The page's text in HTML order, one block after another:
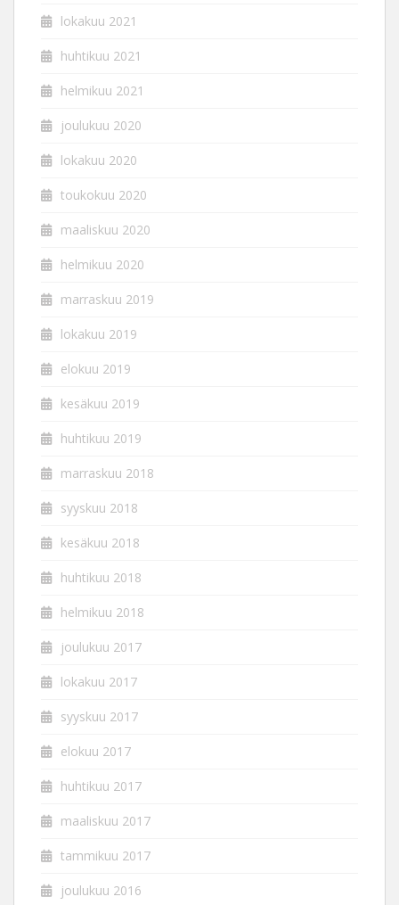
lokakuu 2021
huhtikuu 2021
helmikuu 2021
joulukuu 2020
lokakuu 2020
toukokuu 2020
maaliskuu 2020
helmikuu 2020
marraskuu 2019
lokakuu 2019
elokuu 2019
kesäkuu 2019
huhtikuu 2019
marraskuu 2018
syyskuu 2018
kesäkuu 2018
huhtikuu 2018
helmikuu 2018
joulukuu 2017
lokakuu 2017
syyskuu 2017
elokuu 2017
huhtikuu 2017
maaliskuu 2017
tammikuu 2017
joulukuu 2016